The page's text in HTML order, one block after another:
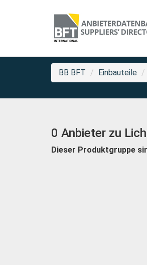
BB BFT Einbauteile
0 Anbieter zu
Dieser Produktgruppe